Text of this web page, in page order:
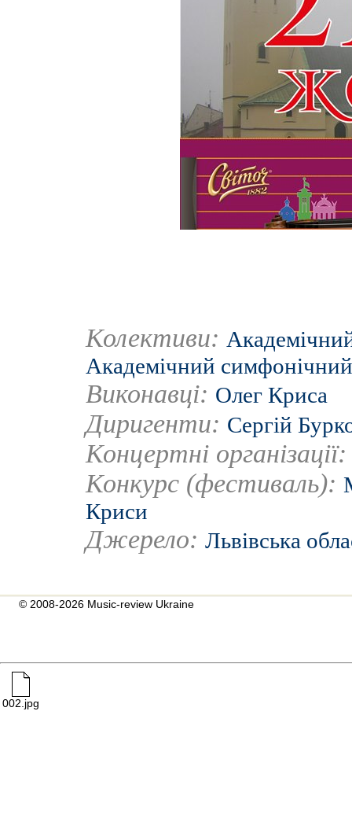
Колективи:
Академічний симфонічний
Виконавці: Олег Криса
Диригенти: Сергій
Концертні
Конкурс (фестиваль):
Криси
Джерело: Львівська
© 2008-2026 Music-review Ukraine
002.jpg